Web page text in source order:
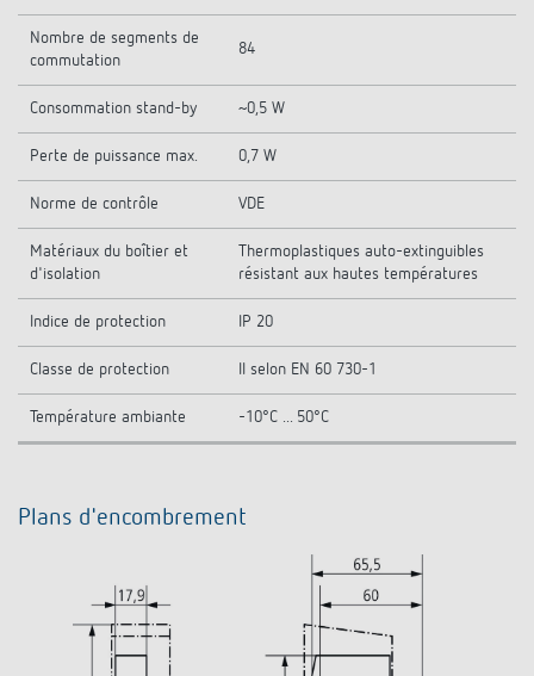
Nombre de segments de
commutation
84
Consommation stand-by ~0,5 W
Perte de puissance max. 0,7 W
Norme de contrôle VDE
Matériaux du boîtier et
d'isolation
Thermoplastiques auto-extinguibles
résistant aux hautes températures
Indice de protection IP 20
Classe de protection II selon EN 60 730-1
Température ambiante -10°C ... 50°C
Plans d'encombrement